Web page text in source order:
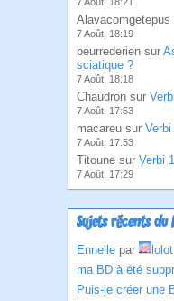
Alavacomgetepus
7 Août, 18:19
beurrederien sur
sciatique ?
7 Août, 18:18
Chaudron sur
7 Août, 17:53
macareu sur
7 Août, 17:53
Titoune sur Verbi
7 Août, 17:29
Sujets récents du
Ennelle par
ma BD à été
Puis-je créer une